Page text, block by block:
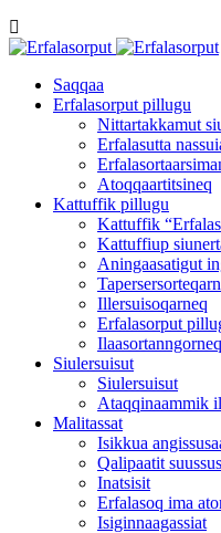
Saqqaa
Erfalasorput pillugu
Nittartakkamut
Erfalasutta
Atoqqaartitsineq
Kattuffik pillugu
Kattuffik
Kattuffiup
Aningaasatigut
Illersuisoqarneq
Erfalasorput
Ilaasortanngorneq
Siulersuisut
Siulersuisut
Ataqqinaammik
Malitassat
Isikkua
Qalipaatit
Inatsisit
Erfalasoq ima
Isiginnaagassiat